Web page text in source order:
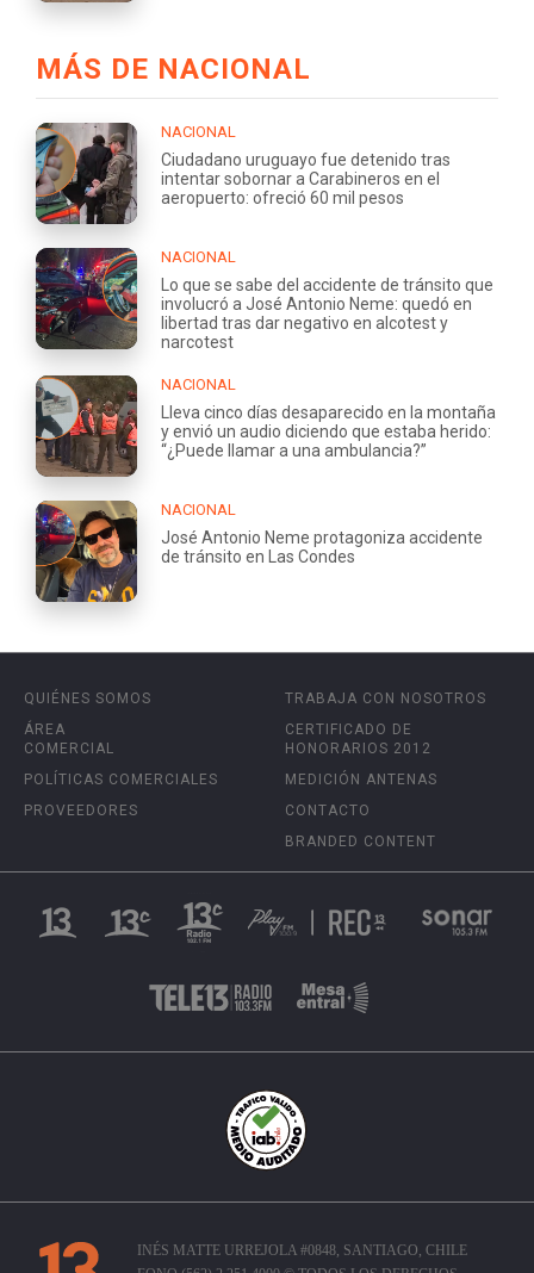
MÁS DE NACIONAL
NACIONAL
Ciudadano uruguayo fue detenido tras
intentar sobornar a Carabineros en el
aeropuerto: ofreció 60 mil pesos
NACIONAL
Lo que se sabe del accidente de tránsito que
involucró a José Antonio Neme: quedó en
libertad tras dar negativo en alcotest y
narcotest
NACIONAL
Lleva cinco días desaparecido en la montaña
y envió un audio diciendo que estaba herido:
“¿Puede llamar a una ambulancia?”
NACIONAL
José Antonio Neme protagoniza accidente
de tránsito en Las Condes
QUIÉNES SOMOS
ÁREA
COMERCIAL
POLÍTICAS COMERCIALES
PROVEEDORES
TRABAJA CON NOSOTROS
CERTIFICADO DE
HONORARIOS 2012
MEDICIÓN ANTENAS
CONTACTO
BRANDED CONTENT
INÉS MATTE URREJOLA #0848, SANTIAGO, CHILE